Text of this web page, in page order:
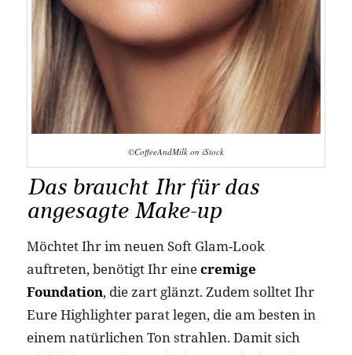
©CoffeeAndMilk on iStock
Das braucht Ihr für das
angesagte Make-up
Möchtet Ihr im neuen Soft Glam-Look
auftreten, benötigt Ihr einecremige
Foundation, die zart glänzt. Zudem solltet Ihr
Eure Highlighter parat legen, die am besten in
einem natürlichen Ton strahlen. Damit sich